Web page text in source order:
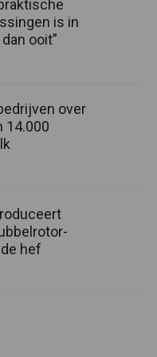
is in
ooit”
over
14.000
hef